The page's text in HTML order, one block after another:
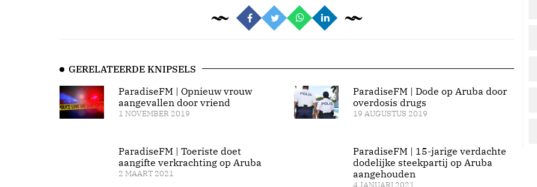
GERELATEERDE KNIPSELS
ParadiseFM | Opnieuw vrouw
aangevallen door vriend
1 NOVEMBER 2019
ParadiseFM | Toeriste doet
aangifte verkrachting op Aruba
2 MAART 2021
ParadiseFM | Dode op Aruba door
overdosis drugs
19 AUGUSTUS 2019
ParadiseFM | 15-jarige verdachte
dodelijke steekpartij op Aruba
aangehouden